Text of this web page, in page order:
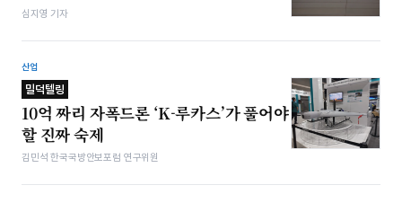
심지영 기자
산업
밀덕텔링
10억 짜리 자폭드론 ‘K-루카스’가 풀어야
할 진짜 숙제
김민석 한국국방안보포럼 연구위원